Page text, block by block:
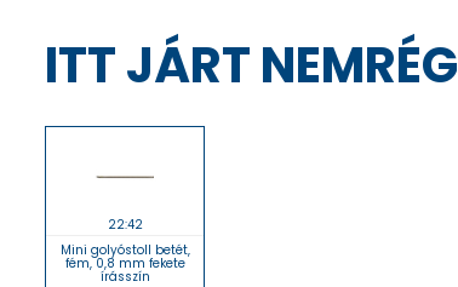
ITT JÁRT NEMRÉG
22:42
Mini golyóstoll betét,
fém, 0,8 mm fekete
írásszín